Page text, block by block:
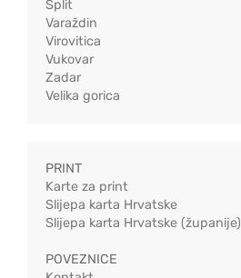
Split
Varaždin
Virovitica
Vukovar
Zadar
Velika gorica
PRINT
Karte za print
Slijepa karta Hrvatske
Slijepa karta Hrvatske (županije)
POVEZNICE